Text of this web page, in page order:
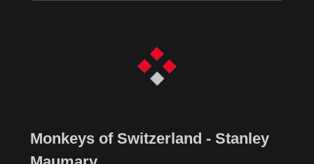
Monkeys of Switzerland - Stanley